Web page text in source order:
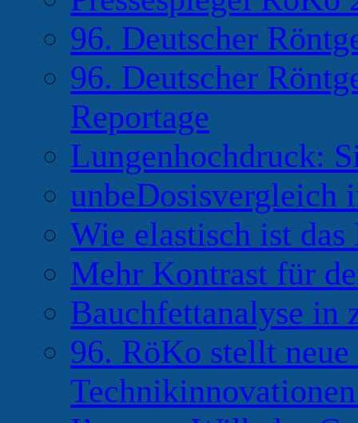
96. Deutscher
96. Deutscher
Reportage
Lungenhochdruck:
unbeDosisvergleich
Wie elastisch ist das
Mehr Kontrast für
Bauchfettanalyse in
96. RöKo stellt